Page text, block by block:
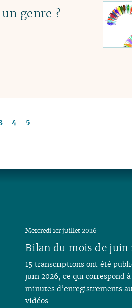
genre ?
4 5
Bilan du mois de juin
Mercredi 1er juillet 2026
15 transcriptions ont été
juin 2026, ce qui correspond
minutes d’enregistrements
vidéos.